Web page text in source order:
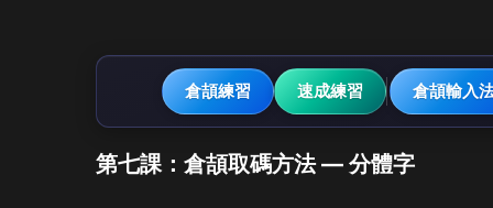
倉頡練習 速成練習 倉頡輸入
第七課：倉頡取碼方法 — 分體字